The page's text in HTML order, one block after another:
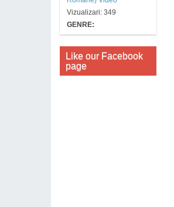
Vizualizari: 349
GENRE:
Like our Facebook
page